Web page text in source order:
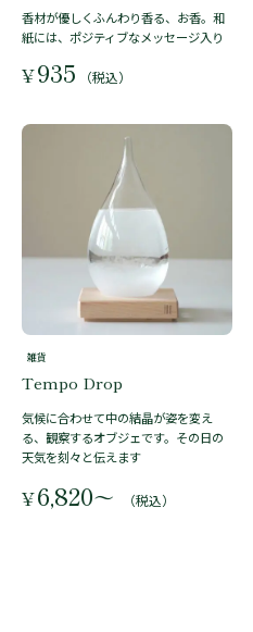
香材が優しくふんわり香る、お香。和
紙には、ポジティブなメッセージ入り
¥935 （税込）
雑貨
Tempo Drop
気候に合わせて中の結晶が姿を変え
る、観察するオブジェです。その日の
天気を刻々と伝えます
¥6,820〜 （税込）